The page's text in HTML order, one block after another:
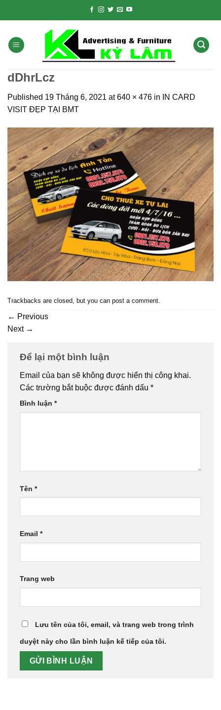
dDhrLcz
Published 19 Tháng 6, 2021 at640 × 476 in
IN CARD
VISIT ĐẸP TẠI BMT
Trackbacks are closed, but you can post a comment.
← Previous
Next →
Để lại một bình luận
Email của bạn sẽ không được hiển thị công khai.
Các trường bắt buộc được đánh dấu *
Bình luận *
Tên *
Email *
Trang web
Lưu tên của tôi, email, và trang web trong trình
duyệt này cho lần bình luận kế tiếp của tôi.